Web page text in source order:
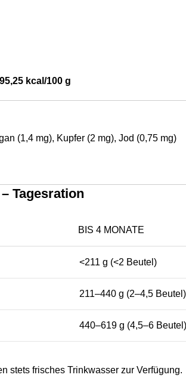
kcal/100 g
(1,4 mg), Kupfer (2 mg), Jod (0,75 mg)
Tagesration
BIS 4 MONATE
<211 g (<2 Beutel)
211–440 g (2–4,5 Beutel)
440–619 g (4,5–6 Beutel)
stets frisches Trinkwasser zur Verfügung.